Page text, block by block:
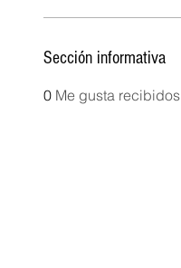
Sección informativa
0 Me gusta recibidos